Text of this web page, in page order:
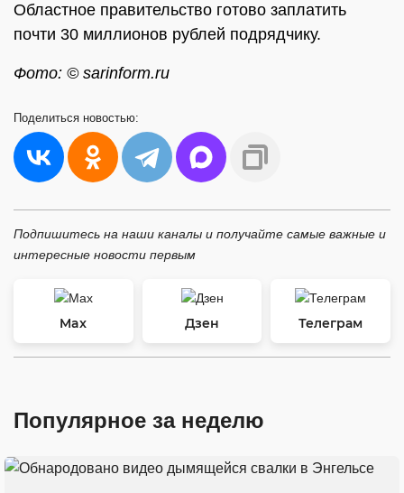
Областное правительство готово заплатить
почти 30 миллионов рублей подрядчику.
Фото: © sarinform.ru
Поделиться новостью:
Подпишитесь на наши каналы и получайте самые важные и
интересные новости первым
Max Дзен Телеграм
Популярное за неделю